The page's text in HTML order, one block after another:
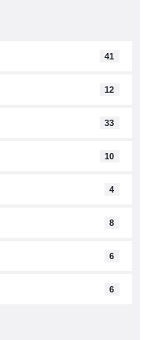
41
12
33
10
4
8
6
6